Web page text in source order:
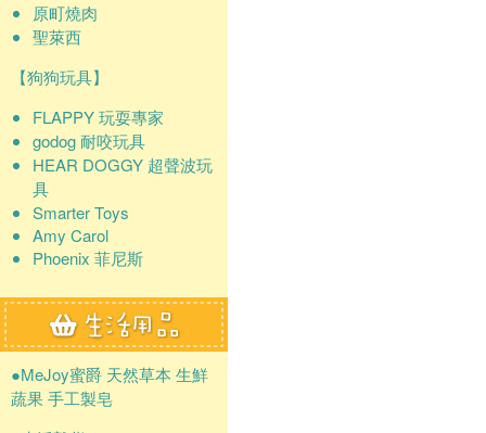
原町燒肉
聖萊西
【狗狗玩具】
FLAPPY 玩耍專家
godog 耐咬玩具
HEAR DOGGY 超聲波玩
具
Smarter Toys
Amy Carol
Phoenix 菲尼斯
●MeJoy蜜爵 天然草本 生鮮
蔬果 手工製皂